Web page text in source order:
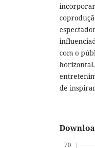
incorporar
com o
de